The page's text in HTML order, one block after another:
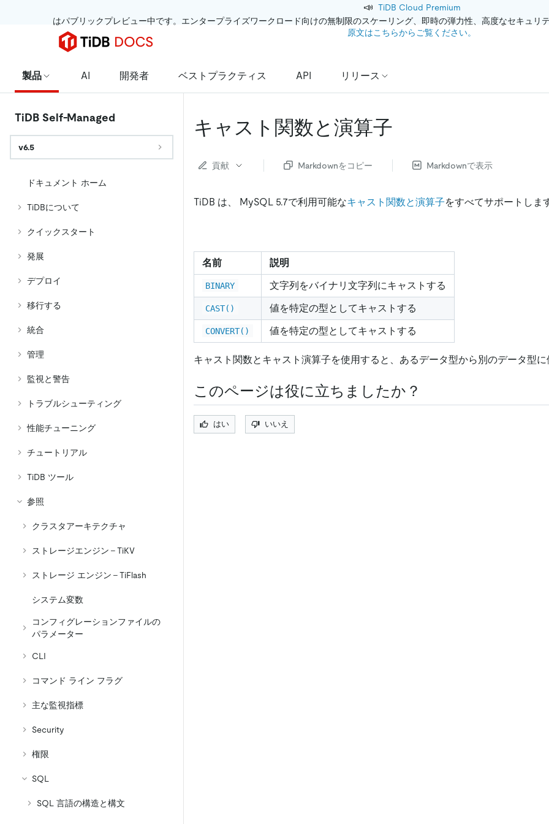
📣 TiDB Cloud Premium
はパブリックプレビュー中です。エンタープライズワークロード向けの無制限のスケーリング、即時の弾力性、高度なセキュリ
原文はこちらからご覧ください。
製品 AI 開発者 ベストプラクティス API リリース
TiDB Self-Managed
v6.5
ドキュメント ホーム
TiDBについて
クイックスタート
発展
デプロイ
移行する
統合
管理
監視と警告
トラブルシューティング
性能チューニング
チュートリアル
TiDB ツール
参照
クラスタアーキテクチャ
ストレージエンジン - TiKV
ストレージ エンジン - TiFlash
システム変数
コンフィグレーションファイルの
パラメーター
CLI
コマンド ライン フラグ
主な監視指標
Security
権限
SQL
SQL 言語の構造と構文
キャスト関数と演算子
貢献 Markdownをコピー Markdownで表示
TiDB は、 MySQL 5.7で利用可能なキャスト関数と演算子をすべてサポートしま
名前 説明
BINARY 文字列をバイナリ文字列にキャストする
CAST() 値を特定の型としてキャストする
CONVERT() 値を特定の型としてキャストする
キャスト関数とキャスト演算子を使用すると、あるデータ型から別のデータ型に
このページは役に立ちましたか？
はい いいえ